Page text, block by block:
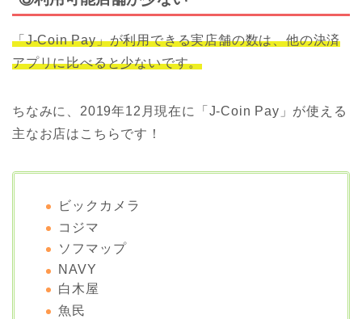
「J-Coin Pay」が利用できる実店舗の数は、他の決済
アプリに比べると少ないです。
ちなみに、2019年12月現在に「J-Coin Pay」が使える
主なお店はこちらです！
ビックカメラ
コジマ
ソフマップ
NAVY
白木屋
魚民